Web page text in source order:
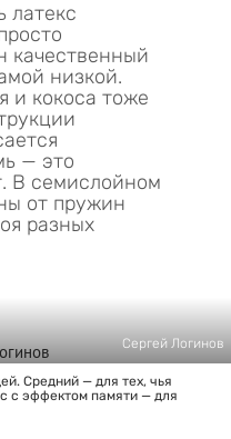
латекс
качественный
низкой.
и кокоса тоже
— это
В семислойном
от пружин
разных
Сергей Логинов
Средний — для тех, чья
с эффектом памяти — для